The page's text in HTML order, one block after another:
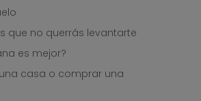
que no querrás levantarte
es mejor?
casa o comprar una